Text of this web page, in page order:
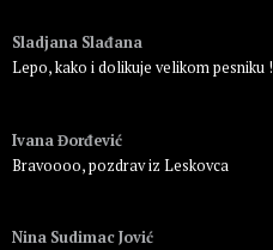
Sladjana Slađana
Lepo, kako i dolikuje velikom pesniku !
Ivana Đorđević
Bravoooo, pozdrav iz Leskovca
Nina Sudimac Jović